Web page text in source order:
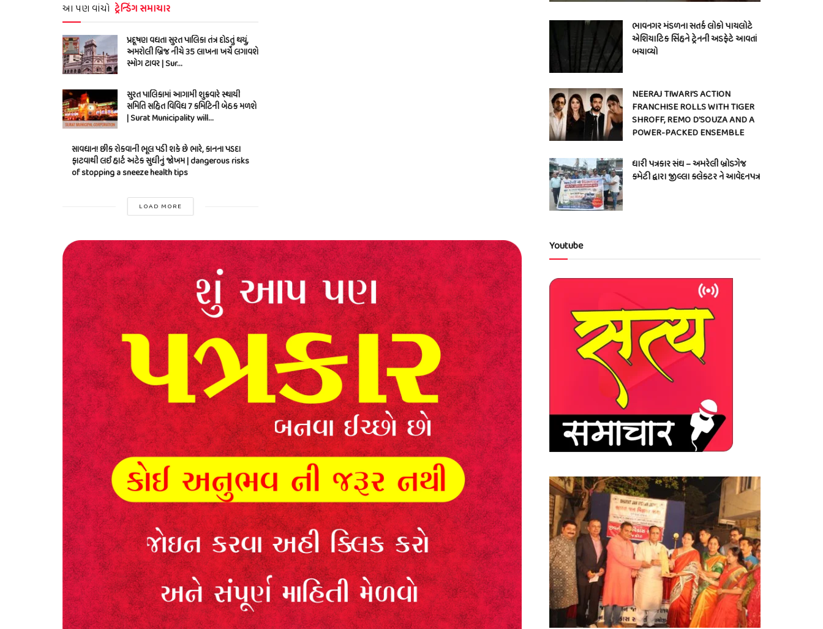
આ પણ વાંચો ટ્રેન્ડિંગ સમાચાર
પ્રદૂષણ વધતા સુરત પાલિકા તંત્ર દોડતું થયું,
અમરોલી બ્રિજ નીચે 35 લાખના ખર્ચે લગાવશે
સ્મોગ ટાવર | Sur…
સુરત પાલિકામાં આગામી શુક્રવારે સ્થાયી
સમિતિ સહિત વિવિધ 7 કમિટિની બેઠક મળશે
| Surat Municipality will…
સાવધાન! છીંક રોકવાની ભૂલ પડી શકે છે ભારે, કાનના પડદા
ફાટવાથી લઈ હાર્ટ અટેક સુધીનું જોખમ | dangerous risks
of stopping a sneeze health tips
LOAD MORE
ભાવનગર મંડળના સતર્ક લોકો પાયલોટે
એશિયાટિક સિંહને ટ્રેનની અડફેટે આવતાં
બચાવ્યો
NEERAJ TIWARI’S ACTION
FRANCHISE ROLLS WITH TIGER
SHROFF, REMO D’SOUZA AND A
POWER-PACKED ENSEMBLE
ધારી પત્રકાર સંઘ – અમરેલી બ્રોડગેજ
કમેટી દ્વારા જીલ્લા કલેકટર ને આવેદનપત્ર
Youtube